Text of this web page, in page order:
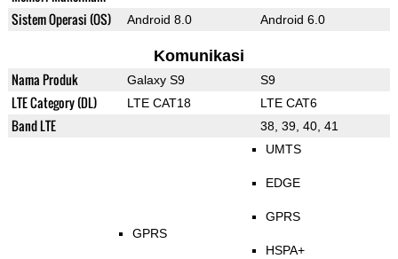
Sistem Operasi (OS) Android 8.0 Android 6.0
Komunikasi
Nama Produk Galaxy S9 S9
LTE Category (DL) LTE CAT18 LTE CAT6
Band LTE 38, 39, 40, 41
GPRS
UMTS
EDGE
GPRS
HSPA+